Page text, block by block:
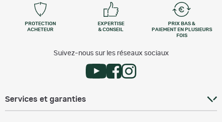
PROTECTION
ACHETEUR
EXPERTISE
& CONSEIL
PRIX BAS &
PAIEMENT EN PLUSIEURS
FOIS
Suivez-nous sur les réseaux sociaux
Services et garanties